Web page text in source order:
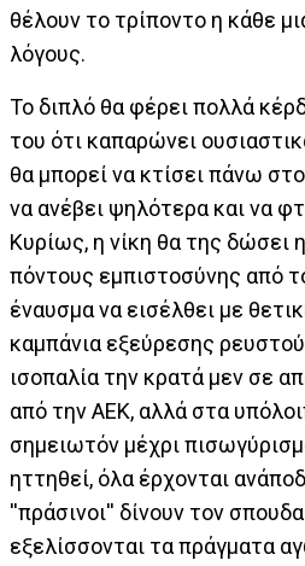
θέλουν το τρίποντο η κάθε
λόγους.
Το διπλό θα φέρει πολλά
του ότι καπαρώνει
θα μπορεί να κτίσει πάνω
να ανέβει ψηλότερα και να
Κυρίως, η νίκη θα της δώσει
πόντους εμπιστοσύνης από
έναυσμα να εισέλθει με
καμπάνια εξεύρεσης
ισοπαλία την κρατά μεν σε
από την ΑΕΚ, αλλά στα
σημειωτόν μέχρι
ηττηθεί, όλα έρχονται
''πράσινοι'' δίνουν τον
εξελίσσονται τα πράγματα